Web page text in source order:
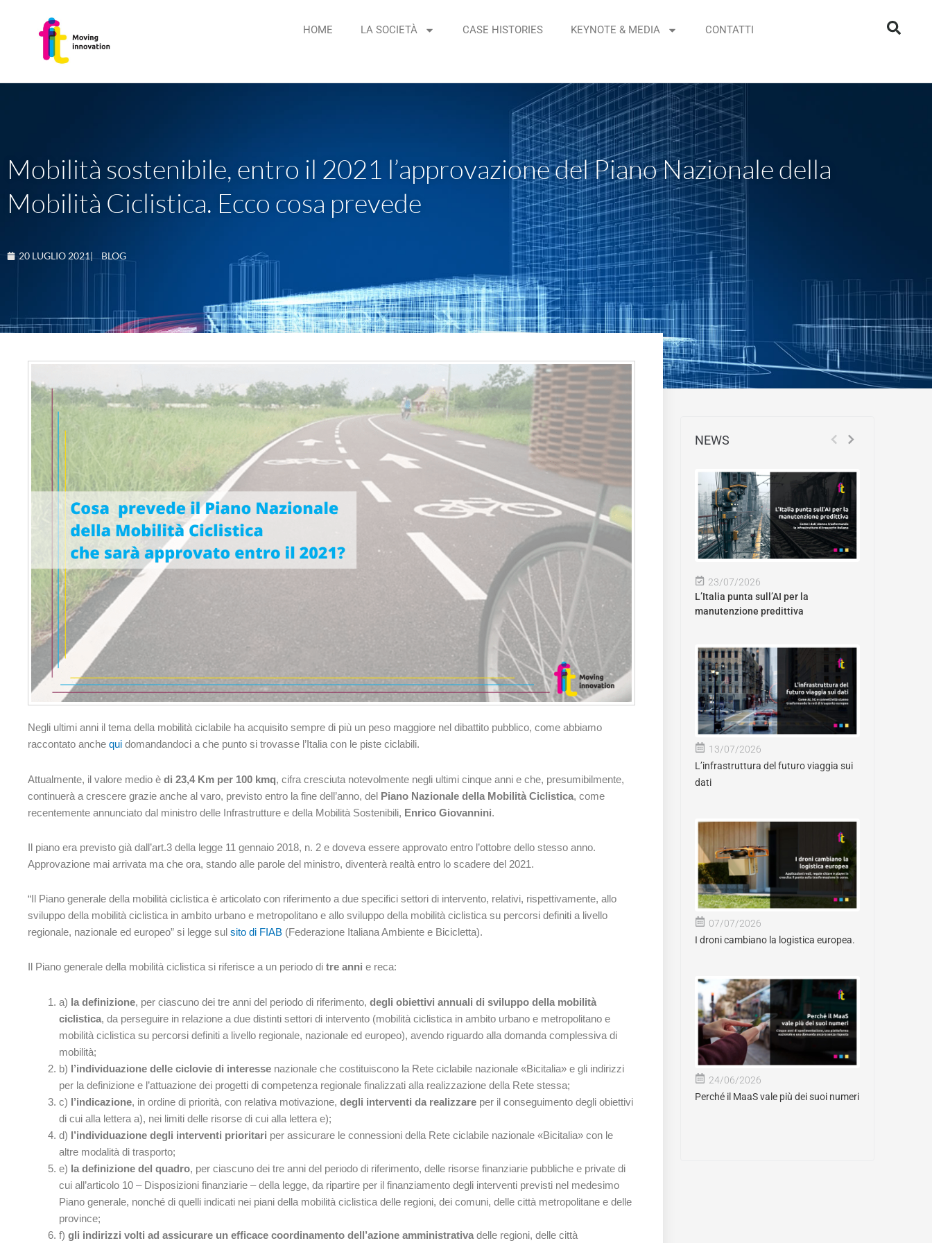
HOME LA SOCIETÀ CASE HISTORIES KEYNOTE & MEDIA CONTATTI
Mobilità sostenibile, entro il 2021 l’approvazione del Piano Nazionale della
Mobilità Ciclistica. Ecco cosa prevede
20 LUGLIO 2021| BLOG
Negli ultimi anni il tema della mobilità ciclabile ha acquisito sempre di più un peso maggiore nel dibattito pubblico, come abbiamo
raccontato anche qui domandandoci a che punto si trovasse l’Italia con le piste ciclabili.
Attualmente, il valore medio è di 23,4 Km per 100 kmq, cifra cresciuta notevolmente negli ultimi cinque anni e che, presumibilmente,
continuerà a crescere grazie anche al varo, previsto entro la fine dell’anno, del Piano Nazionale della Mobilità Ciclistica, come
recentemente annunciato dal ministro delle Infrastrutture e della Mobilità Sostenibili, Enrico Giovannini.
Il piano era previsto già dall’art.3 della legge 11 gennaio 2018, n. 2 e doveva essere approvato entro l’ottobre dello stesso anno.
Approvazione mai arrivata ma che ora, stando alle parole del ministro, diventerà realtà entro lo scadere del 2021.
“Il Piano generale della mobilità ciclistica è articolato con riferimento a due specifici settori di intervento, relativi, rispettivamente, allo
sviluppo della mobilità ciclistica in ambito urbano e metropolitano e allo sviluppo della mobilità ciclistica su percorsi definiti a livello
regionale, nazionale ed europeo” si legge sul sito di FIAB (Federazione Italiana Ambiente e Bicicletta).
Il Piano generale della mobilità ciclistica si riferisce a un periodo di tre anni e reca:
a) la definizione, per ciascuno dei tre anni del periodo di riferimento, degli obiettivi annuali di sviluppo della mobilità
ciclistica, da perseguire in relazione a due distinti settori di intervento (mobilità ciclistica in ambito urbano e metropolitano e
mobilità ciclistica su percorsi definiti a livello regionale, nazionale ed europeo), avendo riguardo alla domanda complessiva di
mobilità;
b) l’individuazione delle ciclovie di interesse nazionale che costituiscono la Rete ciclabile nazionale «Bicitalia» e gli indirizzi
per la definizione e l’attuazione dei progetti di competenza regionale finalizzati alla realizzazione della Rete stessa;
c) l’indicazione, in ordine di priorità, con relativa motivazione, degli interventi da realizzare per il conseguimento degli obiettivi
di cui alla lettera a), nei limiti delle risorse di cui alla lettera e);
d) l’individuazione degli interventi prioritari per assicurare le connessioni della Rete ciclabile nazionale «Bicitalia» con le
altre modalità di trasporto;
e) la definizione del quadro, per ciascuno dei tre anni del periodo di riferimento, delle risorse finanziarie pubbliche e private di
cui all’articolo 10 – Disposizioni finanziarie – della legge, da ripartire per il finanziamento degli interventi previsti nel medesimo
Piano generale, nonché di quelli indicati nei piani della mobilità ciclistica delle regioni, dei comuni, delle città metropolitane e delle
province;
f) gli indirizzi volti ad assicurare un efficace coordinamento dell’azione amministrativa delle regioni, delle città
NEWS
23/07/2026
L’Italia punta sull’AI per la
manutenzione predittiva
13/07/2026
L’infrastruttura del futuro viaggia sui
dati
07/07/2026
I droni cambiano la logistica europea.
24/06/2026
Perché il MaaS vale più dei suoi numeri